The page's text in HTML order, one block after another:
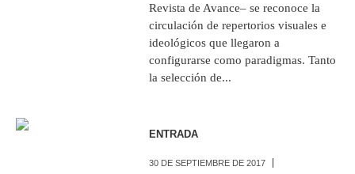
Revista de Avance– se reconoce la
circulación de repertorios visuales e
ideológicos que llegaron a
configurarse como paradigmas. Tanto
la selección de...
ENTRADA
30 DE SEPTIEMBRE DE 2017